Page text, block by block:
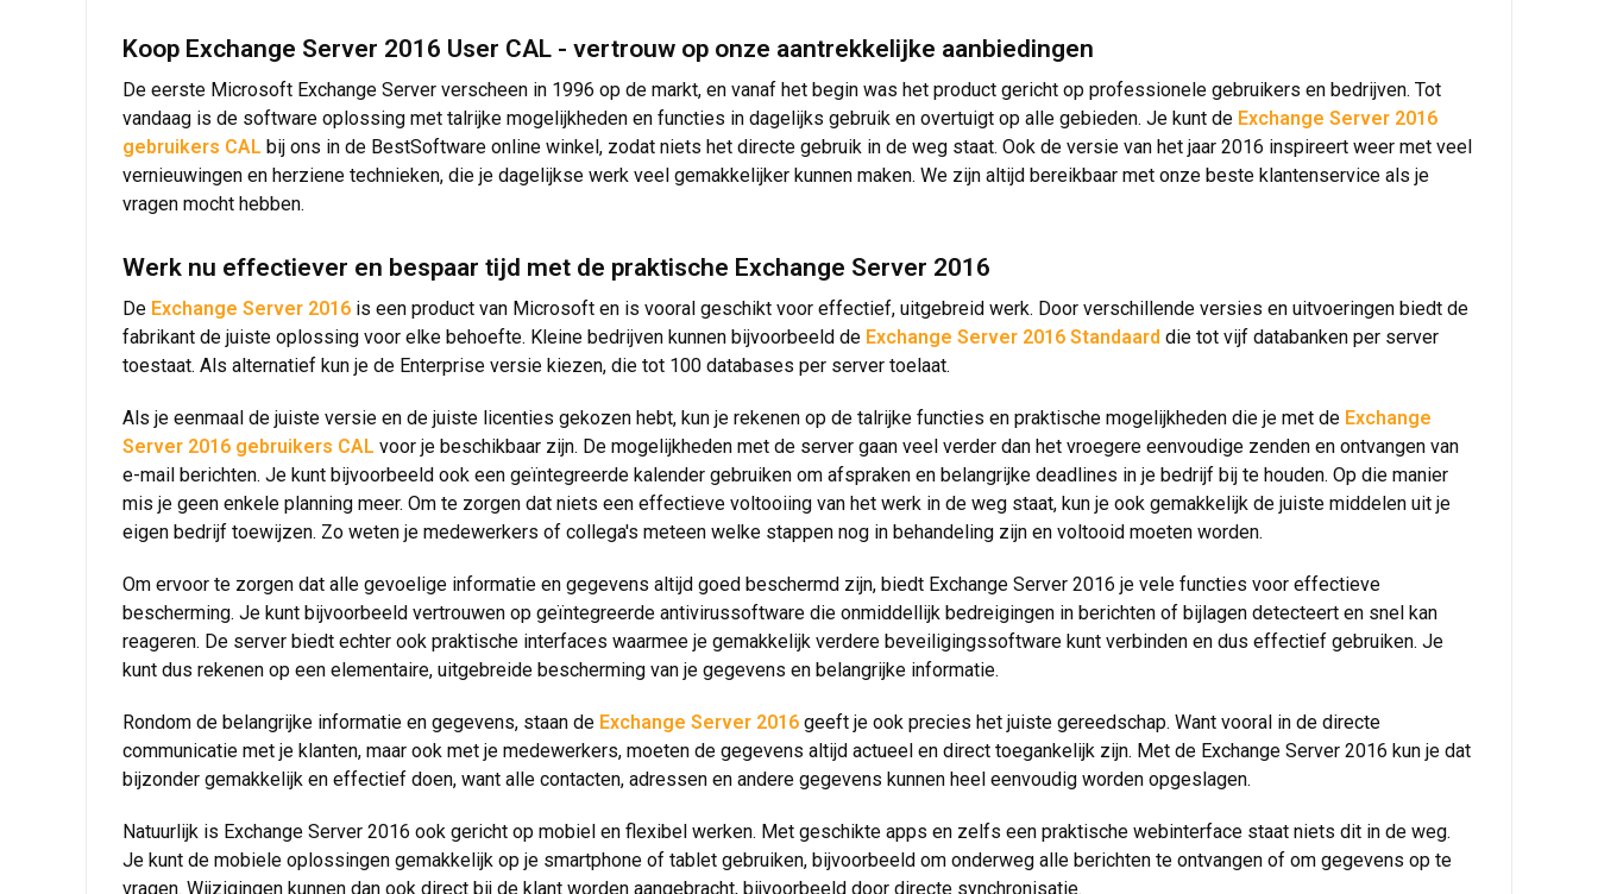
Koop Exchange Server 2016 User CAL - vertrouw op onze aantrekkelijke aanbiedingen
De eerste Microsoft Exchange Server verscheen in 1996 op de markt, en vanaf het begin was het product gericht op professionele gebruikers en bedrijven. Tot
vandaag is de software oplossing met talrijke mogelijkheden en functies in dagelijks gebruik en overtuigt op alle gebieden. Je kunt de Exchange Server 2016
gebruikers CAL bij ons in de BestSoftware online winkel, zodat niets het directe gebruik in de weg staat. Ook de versie van het jaar 2016 inspireert weer met veel
vernieuwingen en herziene technieken, die je dagelijkse werk veel gemakkelijker kunnen maken. We zijn altijd bereikbaar met onze beste klantenservice als je
vragen mocht hebben.
Werk nu effectiever en bespaar tijd met de praktische Exchange Server 2016
De Exchange Server 2016 is een product van Microsoft en is vooral geschikt voor effectief, uitgebreid werk. Door verschillende versies en uitvoeringen biedt de
fabrikant de juiste oplossing voor elke behoefte. Kleine bedrijven kunnen bijvoorbeeld de Exchange Server 2016 Standaard die tot vijf databanken per server
toestaat. Als alternatief kun je de Enterprise versie kiezen, die tot 100 databases per server toelaat.
Als je eenmaal de juiste versie en de juiste licenties gekozen hebt, kun je rekenen op de talrijke functies en praktische mogelijkheden die je met de Exchange
Server 2016 gebruikers CAL voor je beschikbaar zijn. De mogelijkheden met de server gaan veel verder dan het vroegere eenvoudige zenden en ontvangen van
e-mail berichten. Je kunt bijvoorbeeld ook een geïntegreerde kalender gebruiken om afspraken en belangrijke deadlines in je bedrijf bij te houden. Op die manier
mis je geen enkele planning meer. Om te zorgen dat niets een effectieve voltooiing van het werk in de weg staat, kun je ook gemakkelijk de juiste middelen uit je
eigen bedrijf toewijzen. Zo weten je medewerkers of collega's meteen welke stappen nog in behandeling zijn en voltooid moeten worden.
Om ervoor te zorgen dat alle gevoelige informatie en gegevens altijd goed beschermd zijn, biedt Exchange Server 2016 je vele functies voor effectieve
bescherming. Je kunt bijvoorbeeld vertrouwen op geïntegreerde antivirussoftware die onmiddellijk bedreigingen in berichten of bijlagen detecteert en snel kan
reageren. De server biedt echter ook praktische interfaces waarmee je gemakkelijk verdere beveiligingssoftware kunt verbinden en dus effectief gebruiken. Je
kunt dus rekenen op een elementaire, uitgebreide bescherming van je gegevens en belangrijke informatie.
Rondom de belangrijke informatie en gegevens, staan de Exchange Server 2016 geeft je ook precies het juiste gereedschap. Want vooral in de directe
communicatie met je klanten, maar ook met je medewerkers, moeten de gegevens altijd actueel en direct toegankelijk zijn. Met de Exchange Server 2016 kun je dat
bijzonder gemakkelijk en effectief doen, want alle contacten, adressen en andere gegevens kunnen heel eenvoudig worden opgeslagen.
Natuurlijk is Exchange Server 2016 ook gericht op mobiel en flexibel werken. Met geschikte apps en zelfs een praktische webinterface staat niets dit in de weg.
Je kunt de mobiele oplossingen gemakkelijk op je smartphone of tablet gebruiken, bijvoorbeeld om onderweg alle berichten te ontvangen of om gegevens op te
vragen. Wijzigingen kunnen dan ook direct bij de klant worden aangebracht, bijvoorbeeld door directe synchronisatie.